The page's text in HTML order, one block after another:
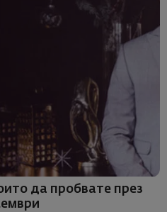
да пробвате през